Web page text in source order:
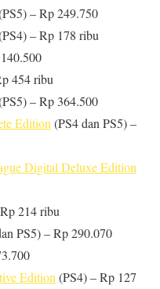
– Rp 249.750
– Rp 178 ribu
454 ribu
– Rp 364.500
Edition (PS4 dan PS5) –
Digital Deluxe Edition
214 ribu
PS5) – Rp 290.070
Edition (PS4) – Rp 127